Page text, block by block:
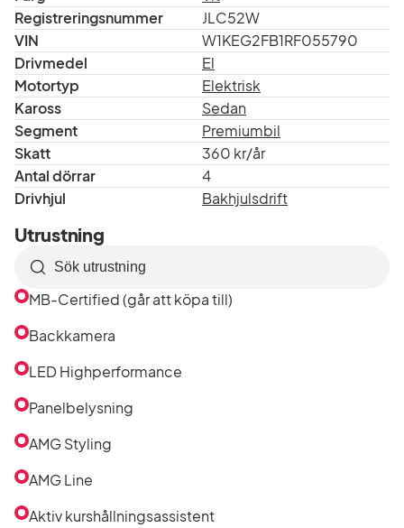
Registreringsnummer
JLC52W
VIN
W1KEG2FB1RF055790
Drivmedel
El
Motortyp
Elektrisk
Kaross
Sedan
Segment
Premiumbil
Skatt
360 kr/år
Antal dörrar
4
Drivhjul
Bakhjulsdrift
Utrustning
Sök
efter
i
MB-Certified (går att köpa till)
Backkamera
LED Highperformance
Panelbelysning
AMG Styling
AMG Line
Aktiv kurshållningsassistent